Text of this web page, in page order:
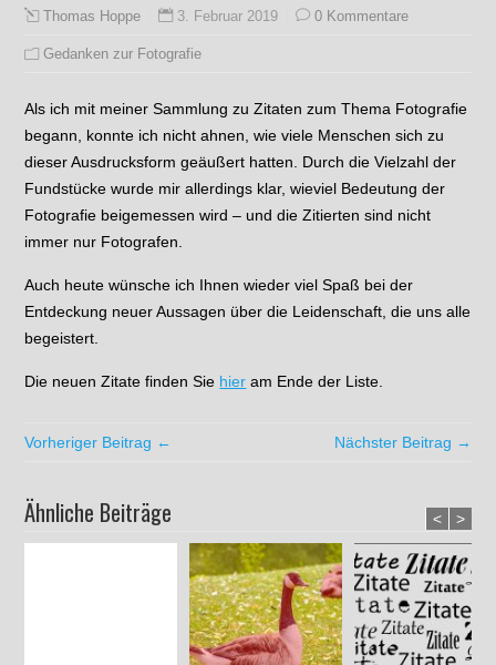
Thomas Hoppe 3. Februar 2019 0 Kommentare
Gedanken zur Fotografie
Als ich mit meiner Sammlung zu Zitaten zum Thema Fotografie
begann, konnte ich nicht ahnen, wie viele Menschen sich zu
dieser Ausdrucksform geäußert hatten. Durch die Vielzahl der
Fundstücke wurde mir allerdings klar, wieviel Bedeutung der
Fotografie beigemessen wird – und die Zitierten sind nicht
immer nur Fotografen.
Auch heute wünsche ich Ihnen wieder viel Spaß bei der
Entdeckung neuer Aussagen über die Leidenschaft, die uns alle
begeistert.
Die neuen Zitate finden Sie hier am Ende der Liste.
Vorheriger Beitrag ← Nächster Beitrag →
Ähnliche Beiträge < >